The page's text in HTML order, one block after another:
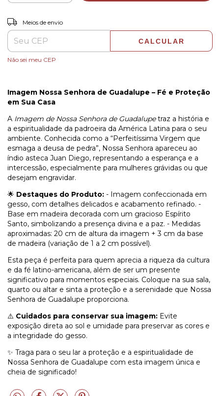
Entregas para o CEP:
Meios de envio
CALCULAR
Não sei meu CEP
Imagem Nossa Senhora de Guadalupe – Fé e Proteção
em Sua Casa
A Imagem de Nossa Senhora de Guadalupetraz a história e
a espiritualidade da padroeira da América Latina para o seu
ambiente. Conhecida como a “Perfeitíssima Virgem que
esmaga a deusa de pedra”, Nossa Senhora apareceu ao
índio asteca Juan Diego, representando a esperança e a
intercessão, especialmente para mulheres grávidas ou que
desejam engravidar.
🌟 Destaques do Produto: - Imagem confeccionada em
gesso, com detalhes delicados e acabamento refinado. -
Base em madeira decorada com um gracioso Espírito
Santo, simbolizando a presença divina e a paz. - Medidas
aproximadas: 20 cm de altura da imagem + 3 cm da base
de madeira (variação de 1 a 2 cm possível).
Esta peça é perfeita para quem aprecia a riqueza da cultura
e da fé latino-americana, além de ser um presente
significativo para momentos especiais. Coloque na sua sala,
quarto ou altar e sinta a proteção e a serenidade que Nossa
Senhora de Guadalupe proporciona.
⚠️ Cuidados para conservar sua imagem: Evite
exposição direta ao sol e umidade para preservar as cores e
a integridade do gesso.
✨ Traga para o seu lar a proteção e a espiritualidade de
Nossa Senhora de Guadalupe com esta imagem única e
cheia de significado!